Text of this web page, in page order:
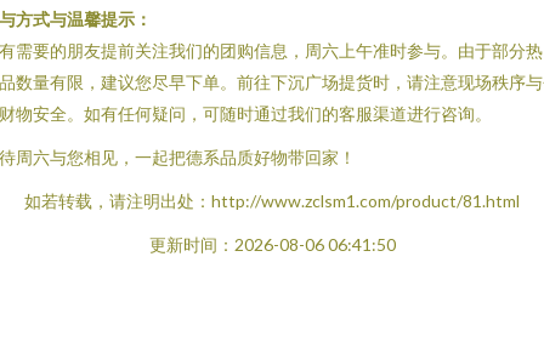
方式与温馨提示：
需要的朋友提前关注我们的团购信息，周六上午准时参与。由于部分
数量有限，建议您尽早下单。前往下沉广场提货时，请注意现场秩序
物安全。如有任何疑问，可随时通过我们的客服渠道进行咨询。
周六与您相见，一起把德系品质好物带回家！
如若转载，请注明出处：http://www.zclsm1.com/product/81.html
更新时间：2026-08-06 06:41:50